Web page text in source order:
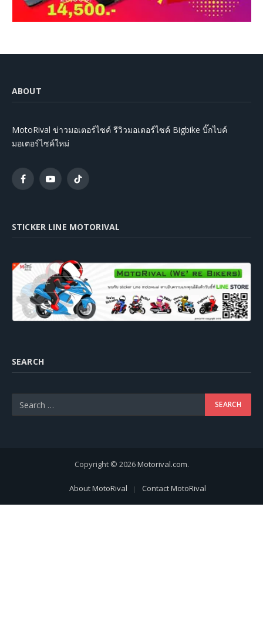
ABOUT
MotoRival ข่าวมอเตอร์ไซค์ รีวิวมอเตอร์ไซค์ Bigbike บิ๊กไบค์
มอเตอร์ไซค์ใหม่
FacebookYouTubeTikTok
STICKER LINE MOTORIVAL
SEARCH
Copyright © 2026Motorival.com.
About MotoRival Contact MotoRival